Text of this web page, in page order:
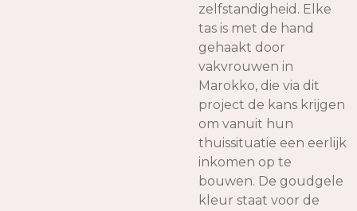
zelfstandigheid. Elke
tas is met de hand
gehaakt door
vakvrouwen in
Marokko, die via dit
project de kans krijgen
om vanuit hun
thuissituatie een eerlijk
inkomen op te
bouwen. De goudgele
kleur staat voor de